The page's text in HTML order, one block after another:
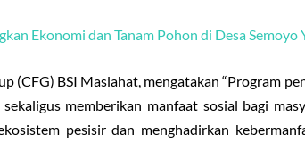
Ekonomi dan Tanam Pohon di Desa Semoyo
(CFG) BSI Maslahat, mengatakan “Program
memberikan manfaat sosial bagi
pesisir dan menghadirkan